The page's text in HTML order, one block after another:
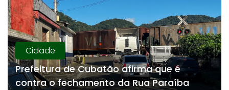
Cidade
Prefeitura de Cubatão afirma que é
contra o fechamento da Rua Paraíba